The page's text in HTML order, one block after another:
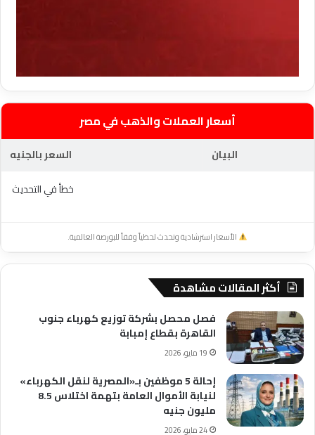
أسعار العملات والذهب في مصر
البيان
السعر بالجنيه
خطأ في التحديث
الأسعار استرشادية وتحدث لحظياً وفقاً للبورصة العالمية.
أكثر المقالات مشاهدة
فصل محصل بشركة توزيع كهرباء جنوب
القاهرة بقطاع إمبابة
19 مايو، 2026
إحالة 5 موظفين بـ«المصرية لنقل الكهرباء»
لنيابة الأموال العامة بتهمة اختلاس 8.5
مليون جنيه
24 مايو، 2026